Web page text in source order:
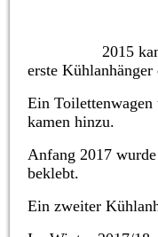
2015
erste Kühlanhänger
Ein Toilettenwagen
kamen hinzu.
Anfang 2017
beklebt.
Ein zweiter